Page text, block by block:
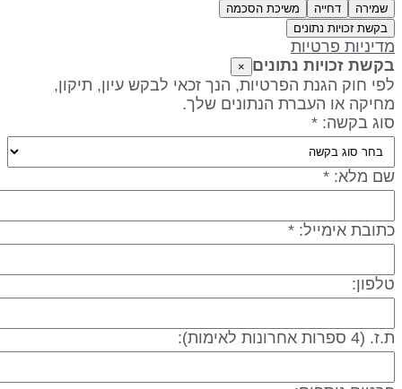
שמירה דחייה
משיכת הסכמה
בקשת זכויות נתונים
פרטיות
זכויות נתונים
חוק הגנת הפרטיות, הנך זכאי לבקש עיון, תיקון,
או העברת הנתונים שלך.
בקשה: *
מלא: *
אימייל: *
ספרות אחרונות לאימות):